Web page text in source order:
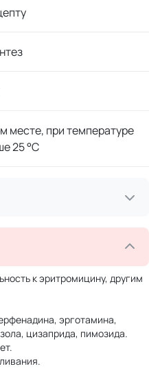
месте, при температуре
25 °C
к эритромицину, другим
эрготамина,
цизаприда, пимозида.